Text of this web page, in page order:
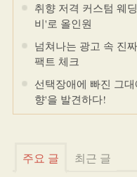
취향 저격 커스텀 웨
비'로 올인원
넘쳐나는 광고 속 진
팩트 체크
선택장애에 빠진 그
향'을 발견하다!
주요 글 최근 글